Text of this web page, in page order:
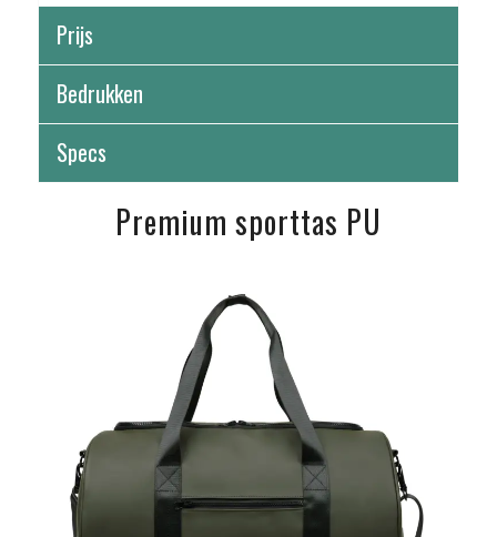
Prijs
Bedrukken
Specs
Premium sporttas PU